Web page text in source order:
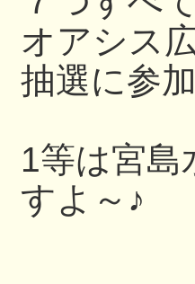
オアシス
抽選に参
1等は宮
すよ～♪